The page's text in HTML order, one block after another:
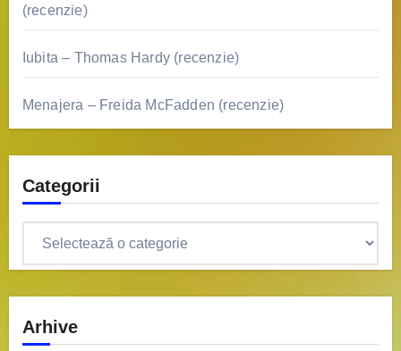
(recenzie)
Iubita – Thomas Hardy (recenzie)
Menajera – Freida McFadden (recenzie)
Categorii
Arhive